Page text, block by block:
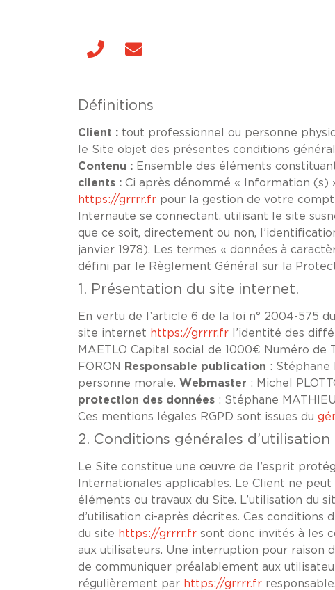
Définitions
Client : tout professionnel ou personne
le Site objet des présentes conditions
Contenu : Ensemble des éléments
clients : Ci après dénommé « Information (s)
https://grrrr.fr pour la gestion de votre
Internaute se connectant, utilisant le site
que ce soit, directement ou non,
janvier 1978). Les termes « données à
défini par le Règlement Général sur la
1. Présentation du site internet.
En vertu de l’article 6 de la loi n° 2004-575
site internet https://grrrr.fr l’identité des
MAETLO Capital social de 1000€ Numéro de
FORON
Responsable publication : Stéphane
personne morale. Webmaster : Michel
protection des données : Stéphane
Ces mentions légales RGPD sont issues du
2. Conditions générales
Le Site constitue une œuvre de l’esprit
Internationales applicables. Le Client ne
éléments ou travaux du Site. L’utilisation du
d’utilisation ci-après décrites. Ces
du site https://grrrr.fr sont donc invités à les
aux utilisateurs. Une interruption pour
de communiquer préalablement aux
régulièrement par https://grrrr.fr